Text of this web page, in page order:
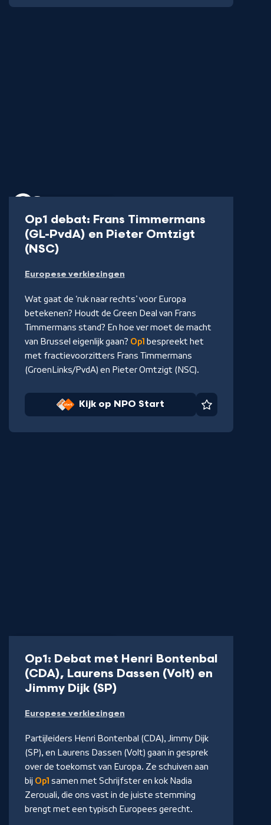
Op1 debat: Frans Timmermans
(GL-PvdA) en Pieter Omtzigt
(NSC)-
op
NPO
Start
Europese verkiezingen
Wat gaat de ‘ruk naar rechts’ voor Europa
betekenen? Houdt de Green Deal van Frans
Timmermans stand? En hoe ver moet de macht
van Brussel eigenlijk gaan? Op1 bespreekt het
met fractievoorzitters Frans Timmermans
(GroenLinks/PvdA) en Pieter Omtzigt (NSC).
Kijk op NPO Start Favoriet
Op1: Debat met Henri Bontenbal
(CDA), Laurens Dassen (Volt) en
Jimmy Dijk (SP)-
op
NPO
Start
Europese verkiezingen
Partijleiders Henri Bontenbal (CDA), Jimmy Dijk
(SP), en Laurens Dassen (Volt) gaan in gesprek
over de toekomst van Europa. Ze schuiven aan
bij Op1 samen met Schrijfster en kok Nadia
Zerouali, die ons vast in de juiste stemming
brengt met een typisch Europees gerecht.